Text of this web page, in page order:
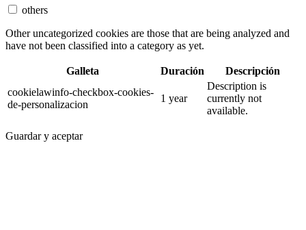
others
Other uncategorized cookies are those that are being analyzed and
have not been classified into a category as yet.
Galleta Duración
Descripción
cookielawinfo-checkbox-cookies-
de-personalizacion
1 year
Description is
currently not
available.
Guardar y aceptar